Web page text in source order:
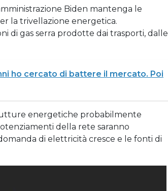
Biden mantenga le
la trivellazione energetica.
di gas serra prodotte dai trasporti, dalle
ho cercato di battere il mercato. Poi
energetiche probabilmente
della rete saranno
di elettricità cresce e le fonti di